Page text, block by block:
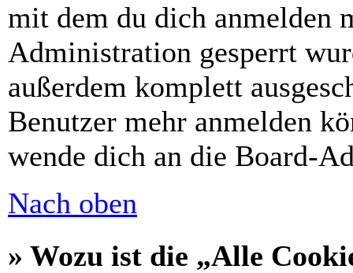
mit dem du dich anmelden
Administration gesperrt
außerdem komplett
Benutzer mehr anmelden
wende dich an die Board-
Nach oben
» Wozu ist die „Alle